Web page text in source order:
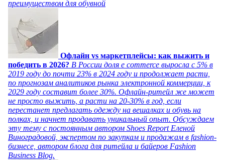
преимуществом для обувной
Офлайн vs маркетплейсы: как выжить и
победить в 2026? В России доля e commerce выросла с 5% в
2019 году до почти 23% в 2024 году и продолжает расти,
по прогнозам аналитиков рынка электронной коммерции, к
2029 году составит более 30%. Офлайн-ритейл же может
не просто выжить, а расти на 20-30% в год, если
перестанет предлагать одежду на вешалках и обувь на
полках, и начнет продавать уникальный опыт. Обсуждаем
эту тему с постоянным автором Shoes Report Еленой
Виноградовой, экспертом по закупкам и продажам в fashion-
бизнесе, автором блога для ритейла и байеров Fashion
Business Blog.